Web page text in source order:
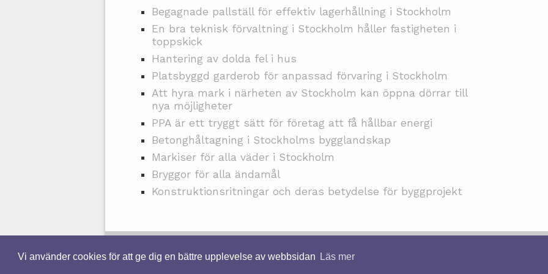
Vi använder cookies för att ge dig en bättre upplevelse av webbsidan Läs mer
Begagnade pallställ för effektiv lagerhållning i Stockholm
En bra teknisk förvaltning i Stockholm håller fastigheten i
toppskick
Hantering av dolda fel i hus
Platsbyggd garderob för anpassad förvaring i Stockholm
Att hyra mark i närheten av Stockholm kan öppna dörrar till
nya möjligheter
PPA är ett tryggt sätt för företag att få hållbar energi
Betonghåltagning i Stockholms bygglandskap
Markiser för alla väder i Stockholm
Bryggor för alla ändamål
Konstruktionsritningar och deras betydelse för byggprojekt